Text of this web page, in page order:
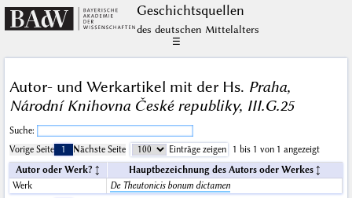
Geschichts­quellen
des deutschen Mittelalters
☰
Autor- und Werkartikel mit der Hs. Praha,
Národní Knihovna České republiky, III.G.25
Suche:
Vorige Seite
1 Nächste Seite Einträge zeigen
1 bis 1 von 1 angezeigt
Autor oder Werk?
Hauptbezeichnung des Autors oder Werkes
Werk
De Theutonicis bonum dictamen